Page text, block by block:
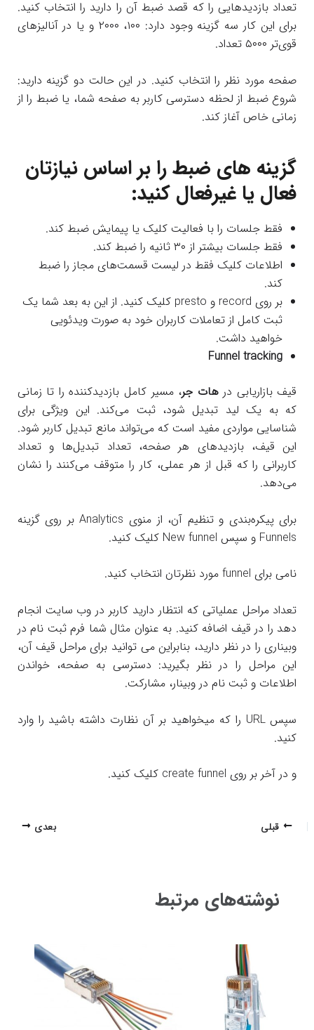
تعداد بازدیدهایی را که قصد ضبط آن را دارید را انتخاب کنید.
برای این کار سه گزینه وجود دارد: ۱۰۰، ۲۰۰۰ و یا در آنالیزهای
قوی‌تر ۵۰۰۰ تعداد.
صفحه مورد نظر را انتخاب کنید. در این حالت دو گزینه دارید:
شروع ضبط از لحظه دسترسی کاربر به صفحه شما، یا ضبط را از
زمانی خاص آغاز کند.
گزینه های ضبط را بر اساس نیازتان
فعال یا غیرفعال کنید:
فقط جلسات را با فعالیت کلیک یا پیمایش ضبط کند.
فقط جلسات بیشتر از ۳۰ ثانیه را ضبط کند.
اطلاعات کلیک فقط در لیست قسمت‌های مجاز را ضبط
کند.
بر روی record و presto کلیک کنید. از این به بعد شما یک
ثبت کامل از تعاملات کاربران خود به صورت ویدئویی
خواهید داشت.
Funnel tracking
قیف بازاریابی درهات جر، مسیر کامل بازدیدکننده را تا زمانی
که به یک لید تبدیل شود، ثبت می‌کند. این ویژگی برای
شناسایی مواردی مفید است که می‌تواند مانع تبدیل کاربر شود.
این قیف، بازدیدهای هر صفحه، تعداد تبدیل‌ها و تعداد
کاربرانی را که قبل از هر عملی، کار را متوقف می‌کنند را نشان
می‌دهد.
برای پیکره‌بندی و تنظیم آن، از منوی Analytics بر روی گزینه
Funnels و سپس New funnel کلیک کنید.
نامی برای funnel مورد نظرتان انتخاب کنید.
تعداد مراحل عملیاتی که انتظار دارید کاربر در وب سایت انجام
دهد را در قیف اضافه کنید. به عنوان مثال شما فرم ثبت نام در
وبیناری را در نظر دارید، بنابراین می توانید برای مراحل قیف آن،
این مراحل را در نظر بگیرید: دسترسی به صفحه، خواندن
اطلاعات و ثبت نام در وبینار، مشارکت.
سپس URL را که میخواهید بر آن نظارت داشته باشید را وارد
کنید.
و در آخر بر روی create funnel کلیک کنید.
پیمایشقبلی بعدی
نوشته‌های مرتبط